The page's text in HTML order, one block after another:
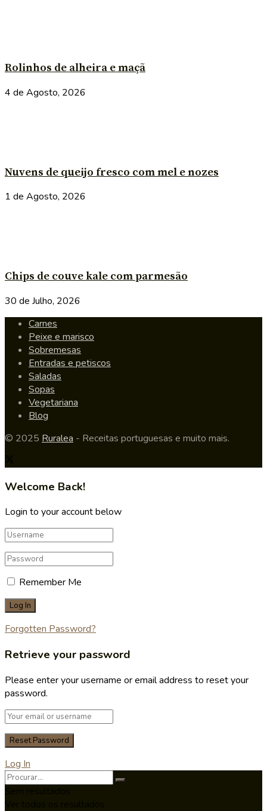
Rolinhos de alheira e maçã
4 de Agosto, 2026
Nuvens de queijo fresco com mel e nozes
1 de Agosto, 2026
Chips de couve kale com parmesão
30 de Julho, 2026
Carnes
Peixe e marisco
Sobremesas
Entradas e petiscos
Saladas
Sopas
Vegetariana
Blog
© 2025 Ruralea - Receitas portuguesas e muito mais.
Welcome Back!
Login to your account below
Remember Me
Forgotten Password?
Retrieve your password
Please enter your username or email address to reset your
password.
Log In